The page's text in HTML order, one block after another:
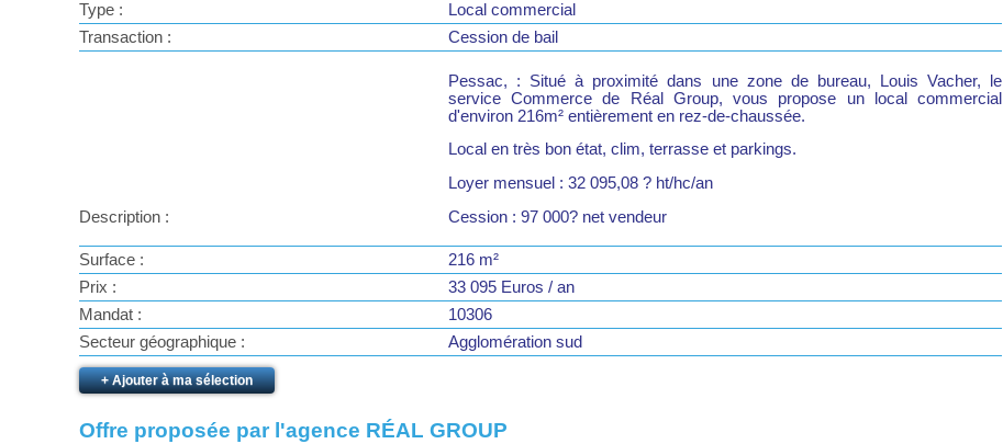
Type :
Local commercial
Transaction :
Cession de bail
Description :
Pessac, : Situé à proximité dans une zone de bureau, Louis Vacher, le
service Commerce de Réal Group, vous propose un local commercial
d'environ 216m² entièrement en rez-de-chaussée.
Local en très bon état, clim, terrasse et parkings.
Loyer mensuel : 32 095,08 ? ht/hc/an
Cession : 97 000? net vendeur
Surface :
216 m²
Prix :
33 095 Euros / an
Mandat :
10306
Secteur géographique :
Agglomération sud
+ Ajouter à ma sélection
Offre proposée par l'agence RÉAL GROUP